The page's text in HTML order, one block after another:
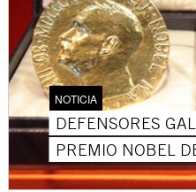
NOTICIA
DEFENSORES
PREMIO NOBEL